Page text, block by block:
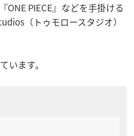
PIECE』などを手掛ける
（トゥモロースタジオ）
います。